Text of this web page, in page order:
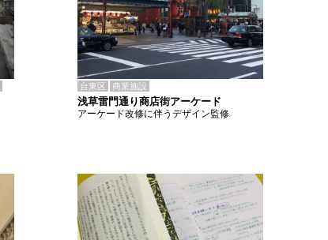
台東区 商業施設
浅草雷門通り商店街アーケード
アーケード改修に伴うデザイン監修